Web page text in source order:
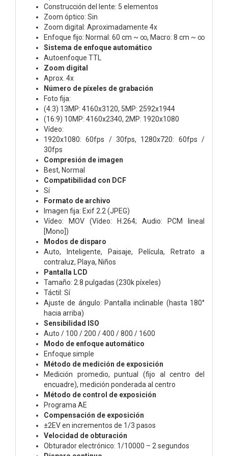
Construcción del lente: 5 elementos
Zoom óptico: Sin
Zoom digital: Aproximadamente 4x
Enfoque fijo: Normal: 60 cm ~ ∞, Macro: 8 cm ~ ∞
Sistema de enfoque automático
Autoenfoque TTL
Zoom digital
Aprox. 4x
Número de píxeles de grabación
Foto fija:
(4:3) 13MP: 4160x3120, 5MP: 2592x1944
(16:9) 10MP: 4160x2340, 2MP: 1920x1080
Vídeo:
1920x1080: 60fps / 30fps, 1280x720: 60fps /
30fps
Compresión de imagen
Best, Normal
Compatibilidad con DCF
Sí
Formato de archivo
Imagen fija: Exif 2.2 (JPEG)
Vídeo: MOV (Vídeo: H.264; Audio: PCM lineal
[Mono])
Modos de disparo
Auto, Inteligente, Paisaje, Película, Retrato a
contraluz, Playa, Niños
Pantalla LCD
Tamaño: 2.8 pulgadas (230k píxeles)
Táctil: Sí
Ajuste de ángulo: Pantalla inclinable (hasta 180°
hacia arriba)
Sensibilidad ISO
Auto / 100 / 200 / 400 / 800 / 1600
Modo de enfoque automático
Enfoque simple
Método de medición de exposición
Medición promedio, puntual (fijo al centro del
encuadre), medición ponderada al centro
Método de control de exposición
Programa AE
Compensación de exposición
±2EV en incrementos de 1/3 pasos
Velocidad de obturación
Obturador electrónico: 1/10000 – 2 segundos